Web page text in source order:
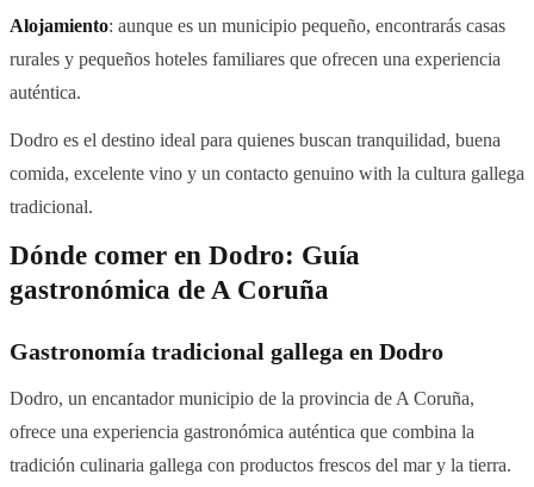
Alojamiento: aunque es un municipio pequeño, encontrarás casas
rurales y pequeños hoteles familiares que ofrecen una experiencia
auténtica.
Dodro es el destino ideal para quienes buscan tranquilidad, buena
comida, excelente vino y un contacto genuino with la cultura gallega
tradicional.
Dónde comer en Dodro: Guía
gastronómica de A Coruña
Gastronomía tradicional gallega en Dodro
Dodro, un encantador municipio de la provincia de A Coruña,
ofrece una experiencia gastronómica auténtica que combina la
tradición culinaria gallega con productos frescos del mar y la tierra.